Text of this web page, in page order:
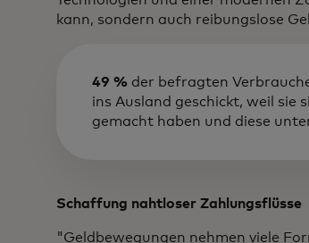
kann, sondern auch reibungslose
49 % der befragten
ins Ausland geschickt, weil sie
gemacht haben und diese
Schaffung nahtloser Zahlungsflüsse
"Geldbewegungen nehmen viele